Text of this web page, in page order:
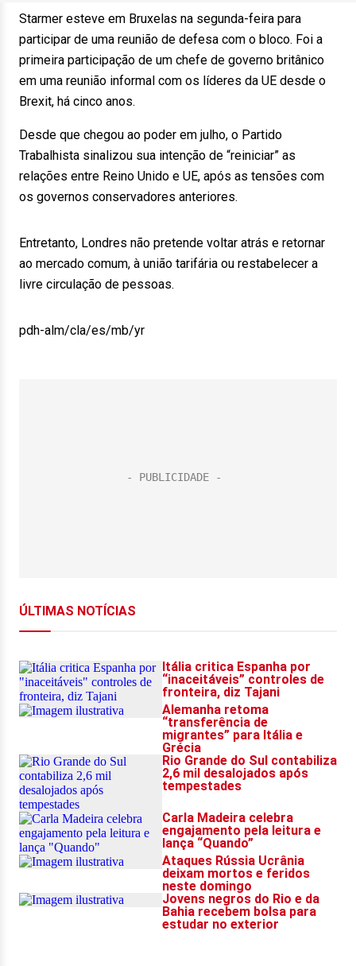
Starmer esteve em Bruxelas na segunda-feira para
participar de uma reunião de defesa com o bloco. Foi a
primeira participação de um chefe de governo britânico
em uma reunião informal com os líderes da UE desde o
Brexit, há cinco anos.
Desde que chegou ao poder em julho, o Partido
Trabalhista sinalizou sua intenção de “reiniciar” as
relações entre Reino Unido e UE, após as tensões com
os governos conservadores anteriores.
Entretanto, Londres não pretende voltar atrás e retornar
ao mercado comum, à união tarifária ou restabelecer a
livre circulação de pessoas.
pdh-alm/cla/es/mb/yr